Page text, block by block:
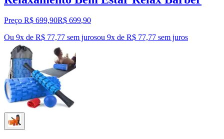
Preço R$ 699,90R$ 699,90
Ou 9x de R$ 77,77 sem jurosou 9x de R$ 77,77 sem juros